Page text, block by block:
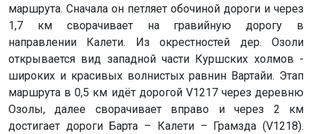
маршрута. Сначала он петляет обочиной дороги и через
1,7 км сворачивает на гравийную дорогу в
направлении Калети. Из окрестностей дер. Озоли
открывается вид западной части Куршских холмов -
широких и красивых волнистых равнин Вартайи. Этап
маршрута в 0,5 км идёт дорогой V1217 через деревню
Озолы, далее сворачивает вправо и через 2 км
достигает дороги Барта – Калети – Грамзда (V1218).